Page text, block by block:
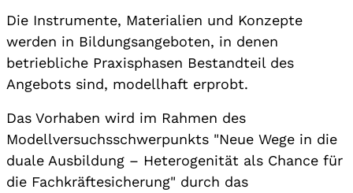
Die Instrumente, Materialien und Konzepte
werden in Bildungsangeboten, in denen
betriebliche Praxisphasen Bestandteil des
Angebots sind, modellhaft erprobt.
Das Vorhaben wird im Rahmen des
Modellversuchsschwerpunkts "Neue Wege in die
duale Ausbildung – Heterogenität als Chance für
die Fachkräftesicherung" durch das